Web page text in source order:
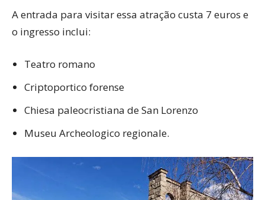
A entrada para visitar essa atração custa 7 euros e
o ingresso inclui:
Teatro romano
Criptoportico forense
Chiesa paleocristiana de San Lorenzo
Museu Archeologico regionale.